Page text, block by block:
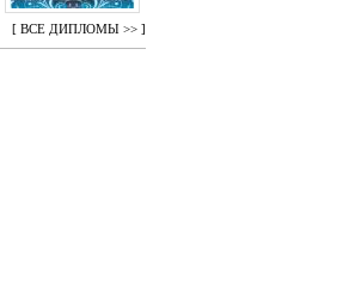
[ ВСЕ ДИПЛОМЫ >> ]